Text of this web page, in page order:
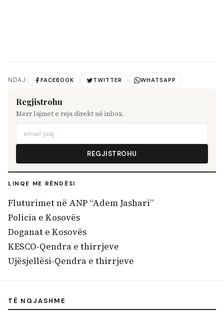
NDAJ: FACEBOOK TWITTER WHATSAPP
Regjistrohu
Merr lajmet e reja direkt në inbox.
REGJISTROHU
LINQE ME RËNDËSI
Fluturimet në ANP “Adem Jashari”
Policia e Kosovës
Doganat e Kosovës
KESCO-Qendra e thirrjeve
Ujësjellësi-Qendra e thirrjeve
TË NGJASHME